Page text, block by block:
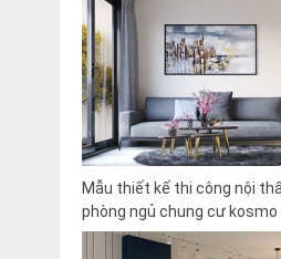
Mẫu thiết kế thi công nội
phòng ngủ chung cư kosmo